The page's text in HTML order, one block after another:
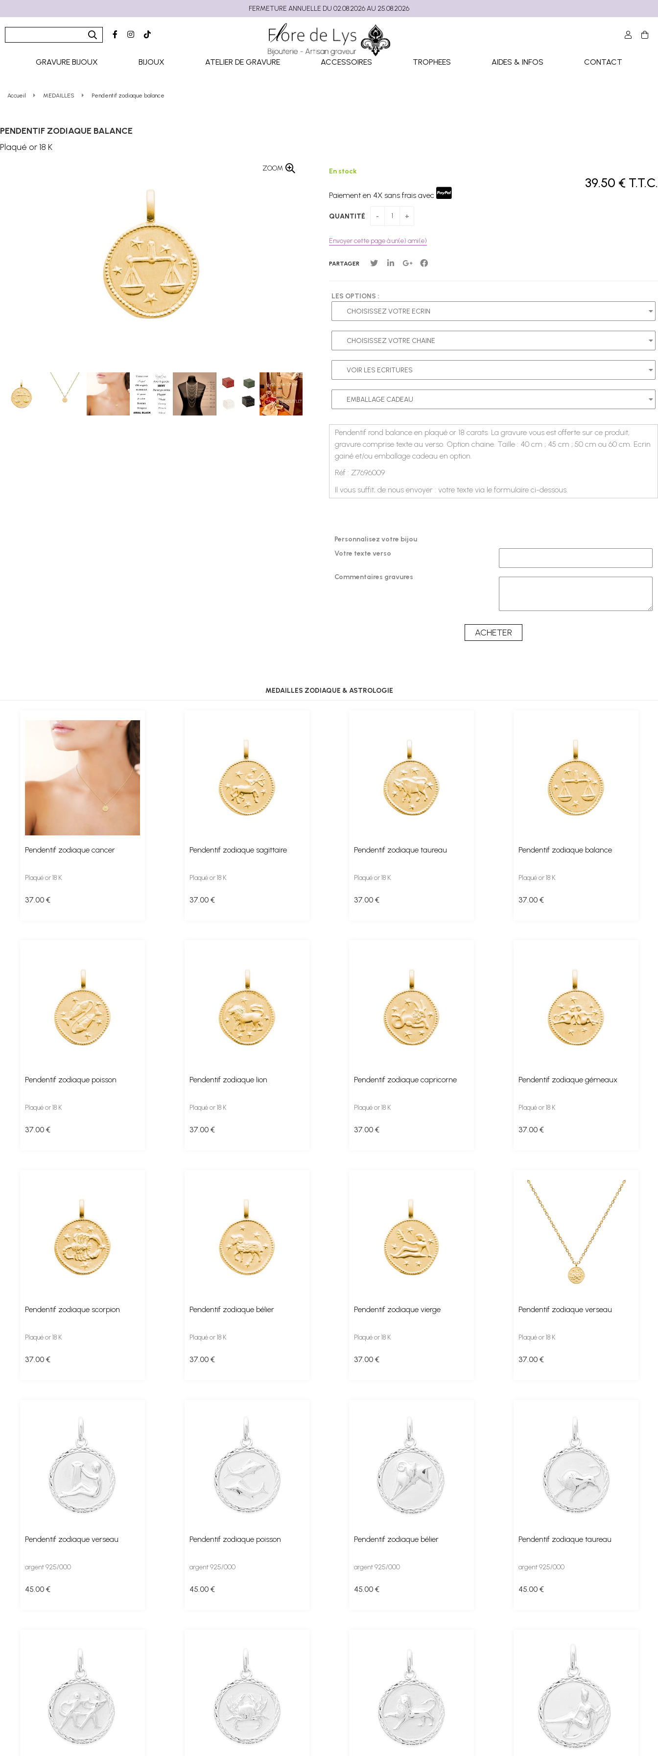
GRAVURE BIJOUX BIJOUX ATELIER DE GRAVURE ACCESSOIRES TROPHEES AIDES & INFOS CONTACT
Accueil MEDAILLES Pendentif zodiaque balance
PENDENTIF ZODIAQUE BALANCE
Plaqué or 18 K
ZOOM
39.50 € T.T.C.
En stock
Paiement en 4X sans frais avec
QUANTITÉ
Envoyer cette page à un(e) ami(e)
PARTAGER
LES OPTIONS :
Pendentif rond balance en plaqué or 18 carats. La gravure vous est offerte sur ce produit,
gravure comprise texte au verso. Option chaine. Taille : 40 cm ; 45 cm ; 50 cm ou 60 cm. Ecrin
gainé et/ou emballage cadeau en option.
Réf : Z7696009
Il vous suffit, de nous envoyer :votre texte via le formulaire ci-dessous.
Personnalisez votre bijou
Votre texte verso
Commentaires gravures
MEDAILLES ZODIAQUE & ASTROLOGIE
Pendentif zodiaque cancer
Plaqué or 18 K
37 .00 €
Pendentif zodiaque sagittaire
Plaqué or 18 K
37 .00 €
Pendentif zodiaque taureau
Plaqué or 18 K
37 .00 €
Pendentif zodiaque balance
Plaqué or 18 K
37 .00 €
Pendentif zodiaque poisson
Plaqué or 18 K
37 .00 €
Pendentif zodiaque lion
Plaqué or 18 K
37 .00 €
Pendentif zodiaque capricorne
Plaqué or 18 K
37 .00 €
Pendentif zodiaque gémeaux
Plaqué or 18 K
37 .00 €
Pendentif zodiaque scorpion
Plaqué or 18 K
37 .00 €
Pendentif zodiaque bélier
Plaqué or 18 K
37 .00 €
Pendentif zodiaque vierge
Plaqué or 18 K
37 .00 €
Pendentif zodiaque verseau
Plaqué or 18 K
37 .00 €
Pendentif zodiaque verseau
argent 925/000
45 .00 €
Pendentif zodiaque poisson
argent 925/000
45 .00 €
Pendentif zodiaque bélier
argent 925/000
45 .00 €
Pendentif zodiaque taureau
argent 925/000
45 .00 €
FERMETURE ANNUELLE DU 02.08.2026 AU 25.08.2026